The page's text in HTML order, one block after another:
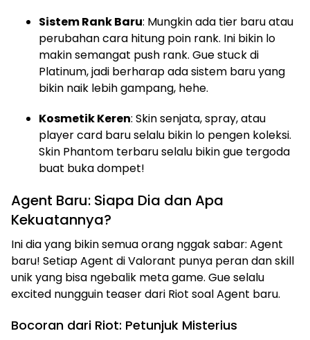
Sistem Rank Baru: Mungkin ada tier baru atau
perubahan cara hitung poin rank. Ini bikin lo
makin semangat push rank. Gue stuck di
Platinum, jadi berharap ada sistem baru yang
bikin naik lebih gampang, hehe.
Kosmetik Keren: Skin senjata, spray, atau
player card baru selalu bikin lo pengen koleksi.
Skin Phantom terbaru selalu bikin gue tergoda
buat buka dompet!
Agent Baru: Siapa Dia dan Apa
Kekuatannya?
Ini dia yang bikin semua orang nggak sabar: Agent
baru! Setiap Agent di Valorant punya peran dan skill
unik yang bisa ngebalik meta game. Gue selalu
excited nungguin teaser dari Riot soal Agent baru.
Bocoran dari Riot: Petunjuk Misterius